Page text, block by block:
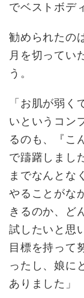
でベストボデ
勧められたの
月を切ってい
う。
「お肌が弱
いというコン
るのも、『こ
で躊躇しまし
までなんとな
やることがな
きるのか、ど
試したいと思
目標を持って
ったし、娘に
ありました」